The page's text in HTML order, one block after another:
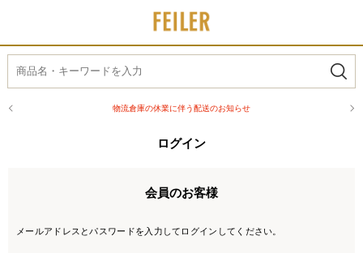
物流倉庫の休業に伴う配送のお知らせ
ログイン
会員のお客様
メールアドレスとパスワードを入力してログインしてください。